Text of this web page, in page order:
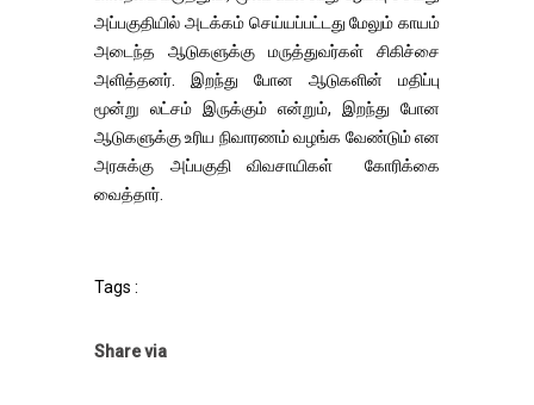
அப்பகுதியில் அடக்கம் செய்யப்பட்டது மேலும் காயம்
அடைந்த ஆடுகளுக்கு மருத்துவர்கள் சிகிச்சை
அளித்தனர். இறந்து போன ஆடுகளின் மதிப்பு
மூன்று லட்சம் இருக்கும் என்றும், இறந்து போன
ஆடுகளுக்கு உரிய நிவாரணம் வழங்க வேண்டும் என
அரசுக்கு அப்பகுதி விவசாயிகள் கோரிக்கை
வைத்தார்.
Tags :
Share via